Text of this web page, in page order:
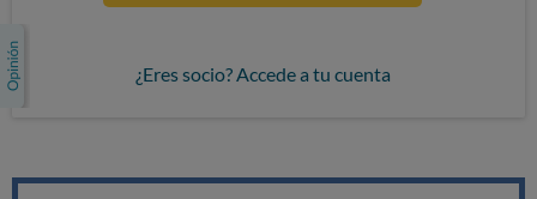
¿Eres socio? Accede a tu cuenta